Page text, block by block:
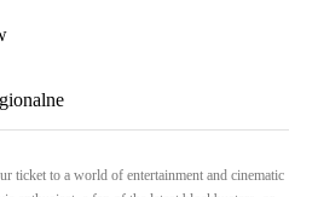
ticket to a world of entertainment and cinematic